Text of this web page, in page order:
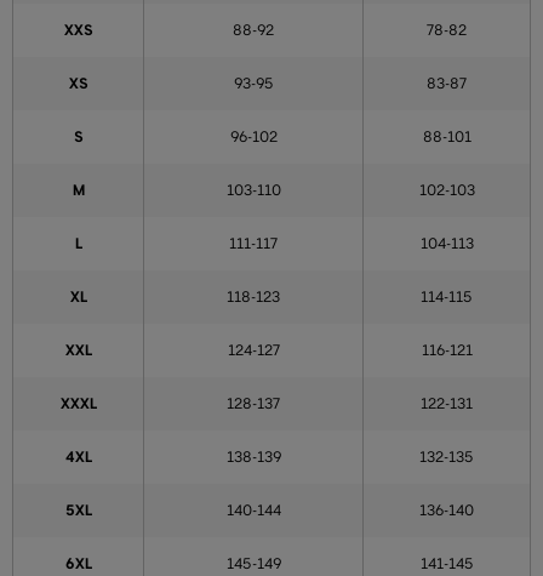
XXS 88-92 78-82
XS 93-95 83-87
S 96-102 88-101
M 103-110 102-103
L 111-117 104-113
XL 118-123 114-115
XXL 124-127 116-121
XXXL 128-137 122-131
4XL 138-139 132-135
5XL 140-144 136-140
6XL 145-149 141-145